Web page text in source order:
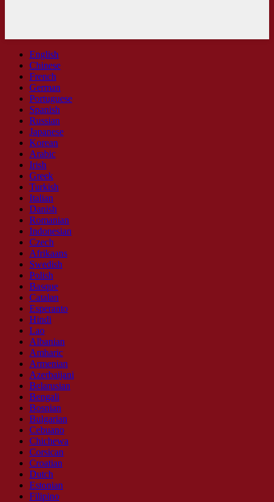
English
Chinese
French
German
Portuguese
Spanish
Russian
Japanese
Korean
Arabic
Irish
Greek
Turkish
Italian
Danish
Romanian
Indonesian
Czech
Afrikaans
Swedish
Polish
Basque
Catalan
Esperanto
Hindi
Lao
Albanian
Amharic
Armenian
Azerbaijani
Belarusian
Bengali
Bosnian
Bulgarian
Cebuano
Chichewa
Corsican
Croatian
Dutch
Estonian
Filipino